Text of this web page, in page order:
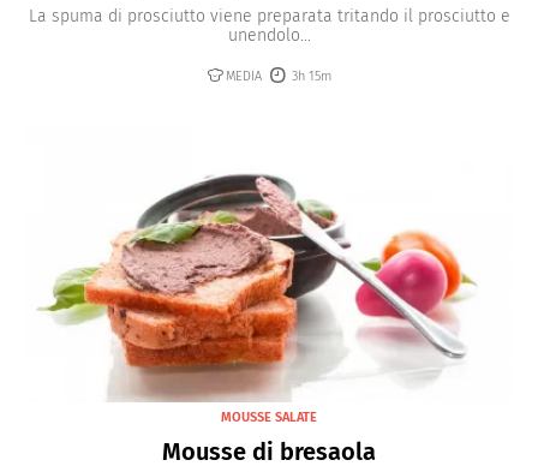
La spuma di prosciutto viene preparata tritando il prosciutto e
unendolo...
MEDIA 3h 15m
MOUSSE SALATE
Mousse di bresaola